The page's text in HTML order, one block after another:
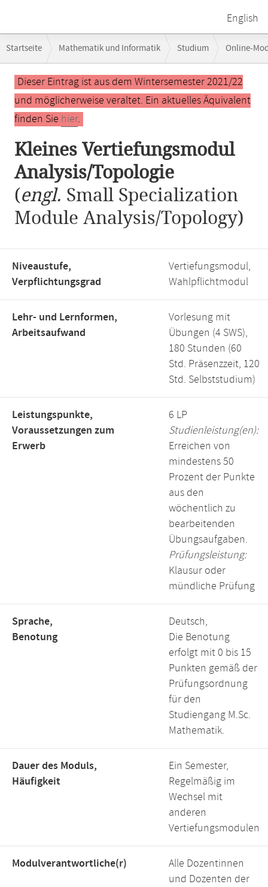
English
Navigation
Startseite Mathematik und Informatik Studium Online-
Kleines Vertiefungsmodul Analysis/Topologie
Hauptinhalt
Dieser Eintrag ist aus dem Wintersemester 2021/22
und möglicherweise veraltet. Ein aktuelles Äquivalent
finden Sie hier.
Kleines Vertiefungsmodul
Analysis/Topologie
(engl. Small Specialization
Module Analysis/Topology)
Niveaustufe,
Verpflichtungsgrad
Vertiefungsmodul,
Wahlpflichtmodul
Lehr- und Lernformen,
Arbeitsaufwand
Vorlesung mit
Übungen (4 SWS),
180 Stunden (60
Std. Präsenzzeit, 120
Std. Selbststudium)
Leistungspunkte,
Voraussetzungen zum
Erwerb
6 LP
Studienleistung(en):
Erreichen von
mindestens 50
Prozent der Punkte
aus den
wöchentlich zu
bearbeitenden
Übungsaufgaben.
Prüfungsleistung:
Klausur oder
mündliche Prüfung
Sprache,
Benotung
Deutsch,
Die Benotung
erfolgt mit 0 bis 15
Punkten gemäß der
Prüfungsordnung
für den
Studiengang M.Sc.
Mathematik.
Dauer des Moduls,
Häufigkeit
Ein Semester,
Regelmäßig im
Wechsel mit
anderen
Vertiefungsmodulen
Modulverantwortliche(r)
Alle Dozentinnen
und Dozenten der